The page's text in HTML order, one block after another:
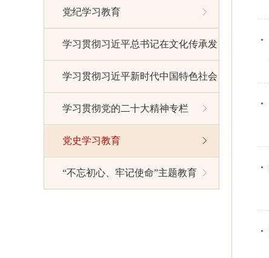
党纪学习教育
学习贯彻习近平总书记在文化传承发
展座谈会上的重要讲话精神
学习贯彻习近平新时代中国特色社会
主义思想主题教育
学习贯彻党的二十大精神专栏
党史学习教育
“不忘初心、牢记使命”主题教育